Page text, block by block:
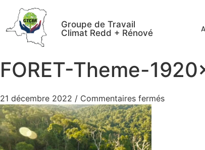
Groupe de Travail
Climat Redd + Rénové
FORET-Theme-
21 décembre 2022 / Commentaires fermés